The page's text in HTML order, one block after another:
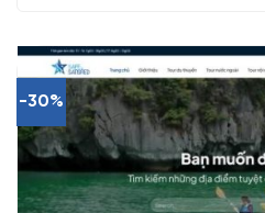
-30%